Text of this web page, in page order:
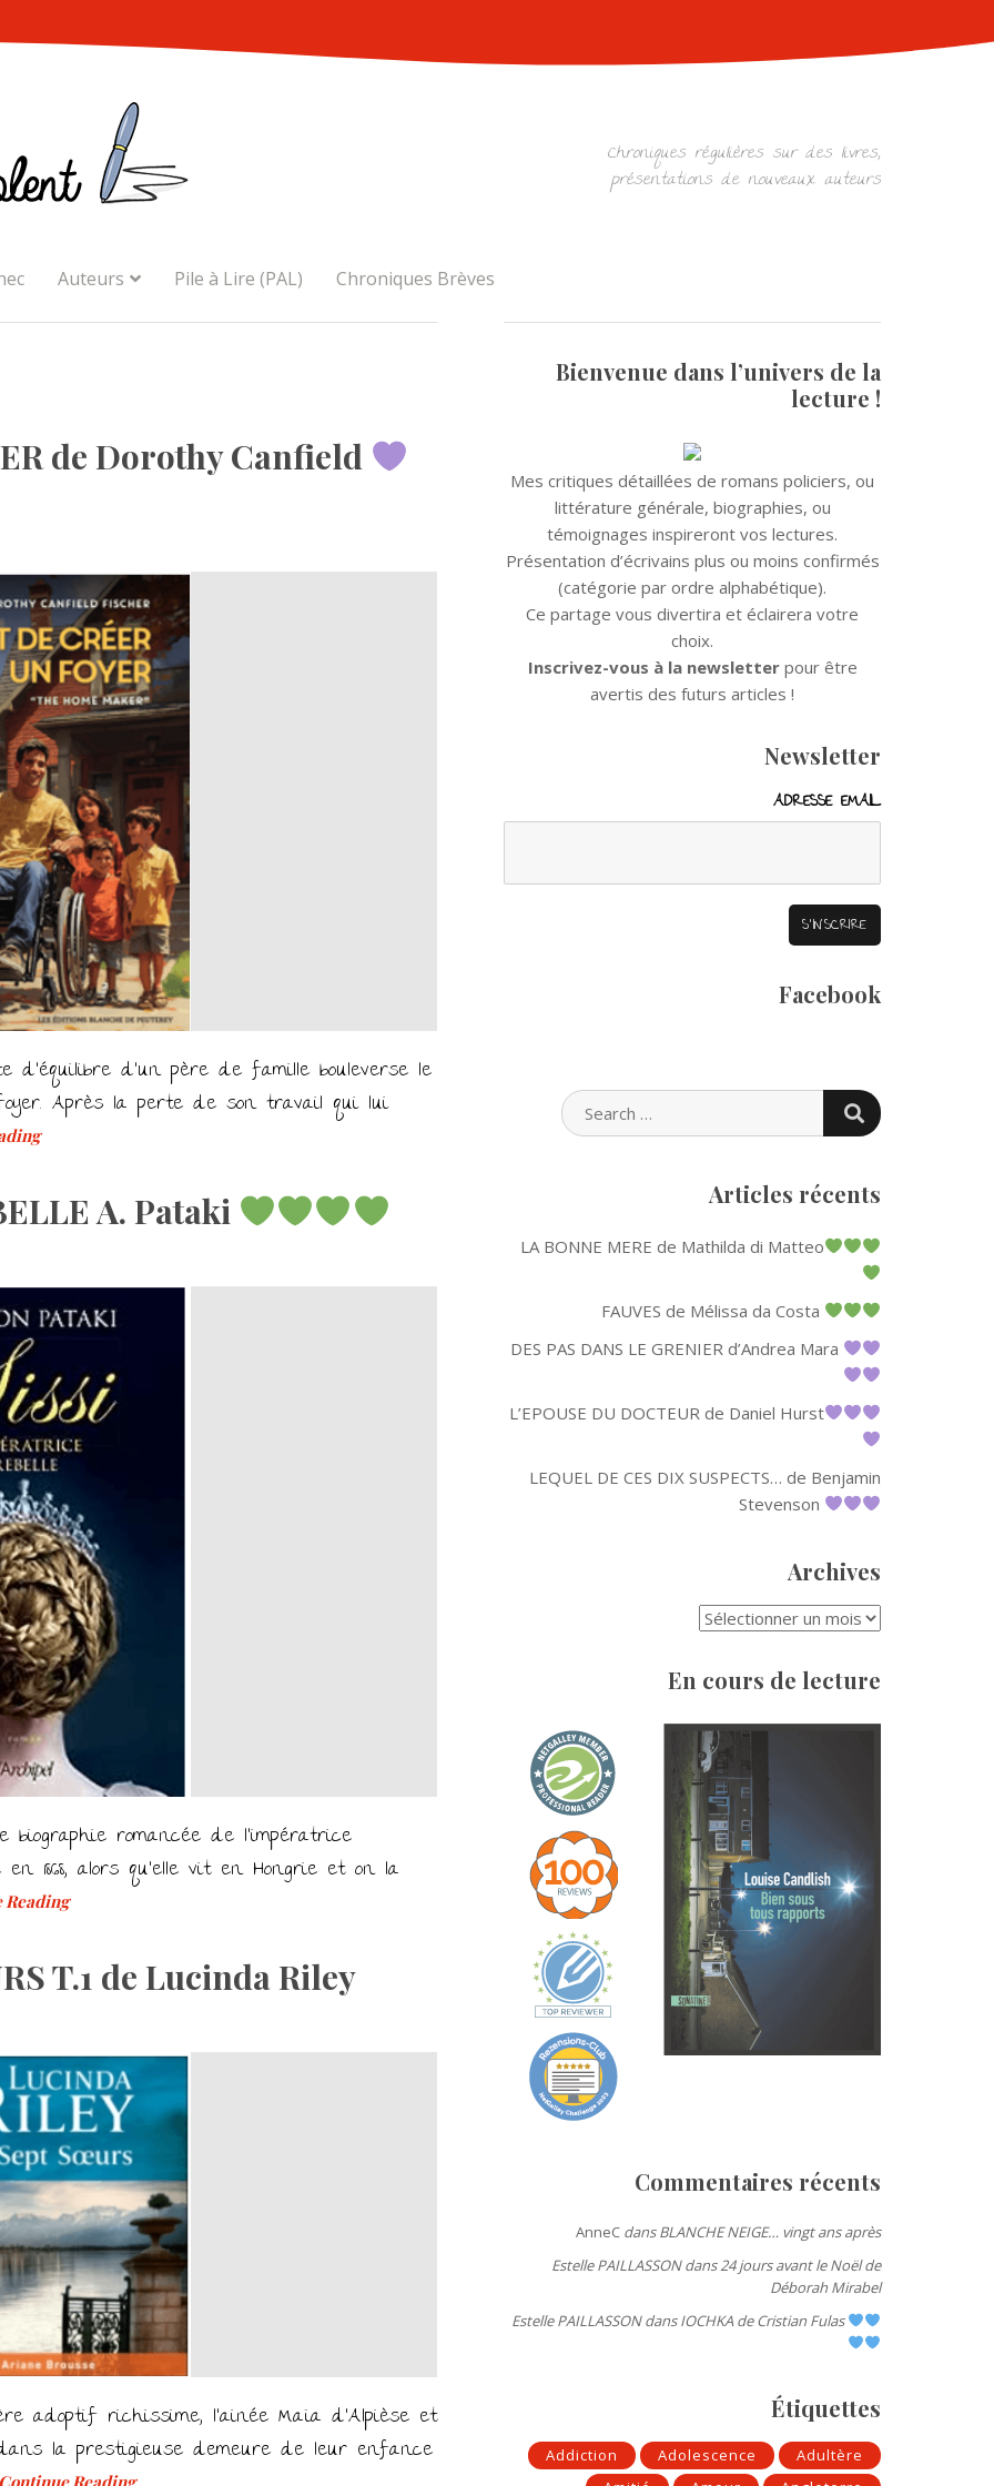
Chroniques régulières sur des livres,
présentations de nouveaux auteurs
Auteurs Pile à Lire (PAL) Chroniques Brèves
de Dorothy Canfield
d’un père de famille bouleverse le
Après la perte de son travail qui lui
A. Pataki
biographie romancée de l’impératrice
1868, alors qu’elle vit en Hongrie et on la
T.1 de Lucinda Riley
adoptif richissime, l’ainée Maïa d’Alpièse et
la prestigieuse demeure de leur enfance
Bienvenue dans l’univers de la
lecture !
Mes critiques détaillées de romans policiers, ou
littérature générale, biographies, ou
témoignages inspireront vos lectures.
Présentation d’écrivains plus ou moins confirmés
(catégorie par ordre alphabétique).
Ce partage vous divertira et éclairera votre
choix.
Inscrivez-vous à la newsletterpour être
avertis des futurs articles !
Newsletter
ADRESSE EMAIL
Facebook
SEARCH
FOR:
SEARCH
Articles récents
LA BONNE MERE de Mathilda di Matteo
FAUVES de Mélissa da Costa
DES PAS DANS LE GRENIER d’Andrea Mara
L’EPOUSE DU DOCTEUR de Daniel Hurst
LEQUEL DE CES DIX SUSPECTS… de Benjamin
Stevenson
Archives
En cours de lecture
Commentaires récents
AnneC dansBLANCHE NEIGE… vingt ans après
Estelle PAILLASSONdans24 jours avant le Noël de
Déborah Mirabel
Estelle PAILLASSONdansIOCHKA de Cristian Fulas
Étiquettes
Addiction Adolescence
Adultère